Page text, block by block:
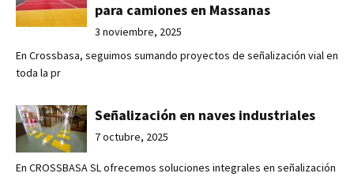
para camiones en Massanas
3 noviembre, 2025
En Crossbasa, seguimos sumando proyectos de señalización vial en
toda la pr
Señalización en naves industriales
7 octubre, 2025
En CROSSBASA SL ofrecemos soluciones integrales en señalización